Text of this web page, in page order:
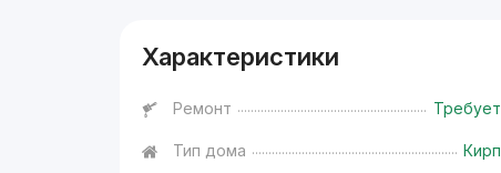
Характеристики
Ремонт
Тип дома